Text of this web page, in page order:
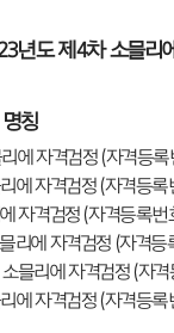
년도 제4차 소믈리
칭
리에 자격검정 (자격등
리에 자격검정 (자격등
에 자격검정 (자격등록
리에 자격검정 (자격
소믈리에 자격검정 (자
리에 자격검정 (자격등